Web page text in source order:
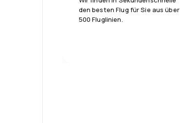
den besten Flug für Sie aus über
500 Fluglinien.